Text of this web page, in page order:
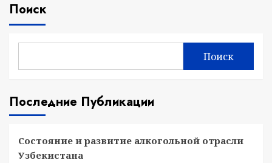
Поиск
Поиск
Последние Публикации
Состояние и развитие алкогольной отрасли
Узбекистана